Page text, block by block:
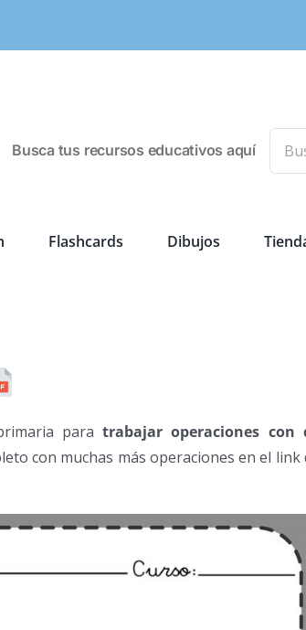
Busca tus recursos educativos aquí
Flashcards Dibujos
paratrabajar operaciones con
con muchas más operaciones en el link